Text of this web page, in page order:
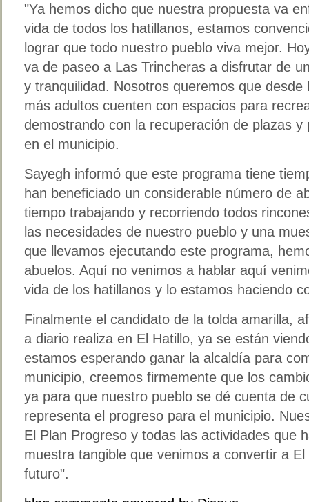
"Ya hemos dicho que nuestra propuesta va
vida de todos los hatillanos, estamos
lograr que todo nuestro pueblo viva mejor.
va de paseo a Las Trincheras a disfrutar de
y tranquilidad. Nosotros queremos que
más adultos cuenten con espacios para
demostrando con la recuperación de plazas
en el municipio.
Sayegh informó que este programa tiene
han beneficiado un considerable número de
tiempo trabajando y recorriendo todos
las necesidades de nuestro pueblo y una
que llevamos ejecutando este programa,
abuelos. Aquí no venimos a hablar aquí
vida de los hatillanos y lo estamos haciendo
Finalmente el candidato de la tolda amarilla,
a diario realiza en El Hatillo, ya se están
estamos esperando ganar la alcaldía para
municipio, creemos firmemente que los
ya para que nuestro pueblo se dé cuenta de
representa el progreso para el municipio.
El Plan Progreso y todas las actividades que
muestra tangible que venimos a convertir a
futuro".